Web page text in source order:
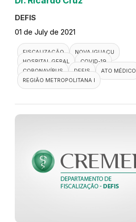
DEFIS
01 de July de 2021
FISCALIZAÇÃO
NOVA IGUAÇU
HOSPITAL GERAL
COVID-19
CORONAVÍRUS
DEFIS
ATO MÉDICO
REGIÃO METROPOLITANA I